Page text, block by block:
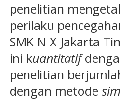
penelitian
perilaku
SMK N X Jakarta
ini kuantitatif
penelitian
dengan metode